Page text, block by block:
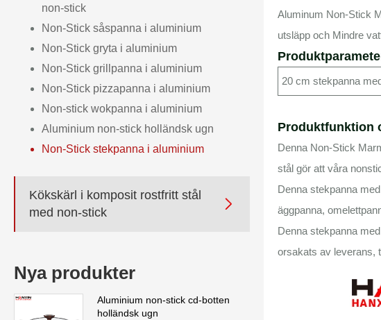
non-stick
Non-Stick såspanna i aluminium
Non-Stick gryta i aluminium
Non-Stick grillpanna i aluminium
Non-Stick pizzapanna i aluminium
Non-stick wokpanna i aluminium
Aluminium non-stick holländsk ugn
Non-Stick stekpanna i aluminium
Kökskärl i komposit rostfritt stål
med non-stick

Nya produkter
Aluminium non-stick cd-botten
holländsk ugn
Aluminum Non-Stick
utsläpp och Mindre
20 cm stekpanna
Produktfunktion
Denna Non-Stick
stål gör att våra
Denna stekpanna
äggpanna,
Denna stekpanna
orsakats av leverans,